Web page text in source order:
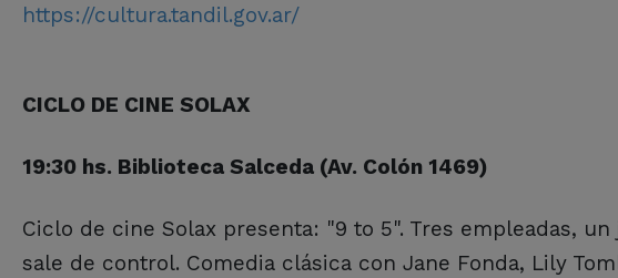
https://cultura.tandil.gov.ar/
CICLO DE CINE SOLAX
19:30 hs. Biblioteca Salceda (Av. Colón 1469)
Ciclo de cine Solax presenta: "9 to 5". Tres empleadas,
sale de control. Comedia clásica con Jane Fonda, Lily